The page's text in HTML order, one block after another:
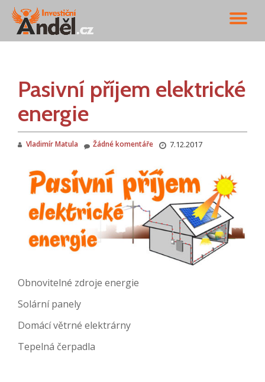
Přeskočit
na
Pasivní příjem elektrické
energie
Vladimír Matula 7.12.2017
Žádné komentáře
Obnovitelné zdroje energie
Solární panely
Domácí větrné elektrárny
Tepelná čerpadla